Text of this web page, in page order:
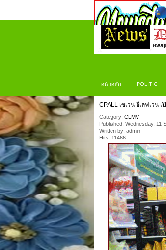
หน้าหลัก POLITIC
CPALL เซเว่น อีเลฟเว่น
Category: CLMV
Published: Wednesday, 11
Written by: admin
Hits: 11466